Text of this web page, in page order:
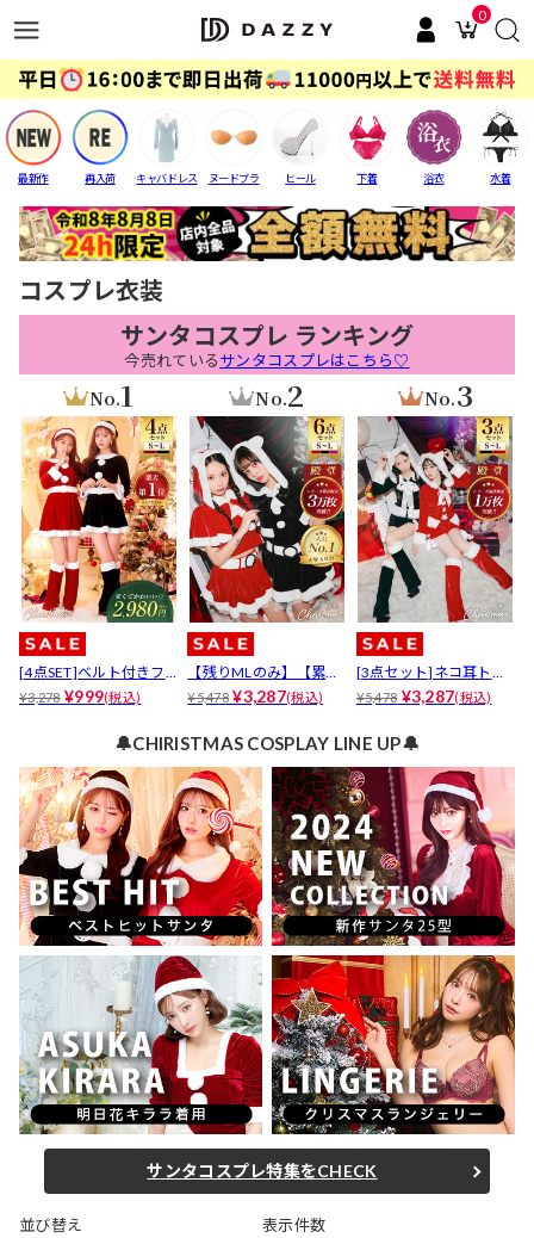
0
最新作 再入荷 キャバドレス ヌードブラ ヒール 下着 浴衣 水着
コスプレ衣装
サンタコスプレ ランキング
今売れているサンタコスプレはこちら♡
No.1
[4点SET]ベルト付きフ
レアサンタワンピース
¥3,278¥999(税込)
No.2
【残りMLのみ】【累計
3万着販売!!】[6点SET]
スカートセット【2025
サンタ/コスプレ】
¥5,478 ¥3,287(税込)
No.3
[3点セット]ネコ耳トッ
プス＆ショートパンツ
スプレ】
¥5,478¥3,287(税込)
🔔CHIRISTMAS COSPLAY LINE UP🔔
サンタコスプレ特集をCHECK
並び替え 表示件数